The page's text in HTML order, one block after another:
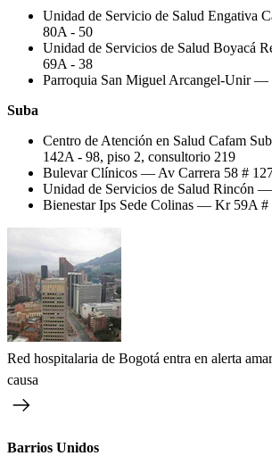
Unidad de Servicio de Salud Engativa
80A - 50
Unidad de Servicios de Salud Boyacá
69A - 38
Parroquia San Miguel Arcangel-Unir —
Suba
Centro de Atención en Salud Cafam
142A - 98, piso 2, consultorio 219
Bulevar Clínicos — Av Carrera 58 #
Unidad de Servicios de Salud Rincón
Bienestar Ips Sede Colinas — Kr 59A #
Red hospitalaria de Bogotá entra en alerta
causa
Barrios Unidos